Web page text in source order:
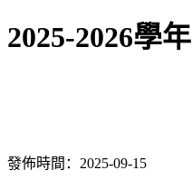
2025-2026學
發佈時間：2025-09-15